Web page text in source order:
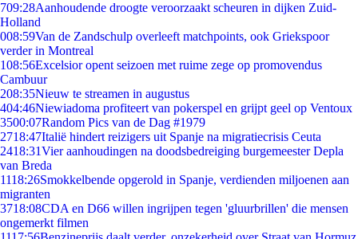
709:28Aanhoudende droogte veroorzaakt scheuren in dijken Zuid-
Holland
008:59Van de Zandschulp overleeft matchpoints, ook Griekspoor
verder in Montreal
108:56Excelsior opent seizoen met ruime zege op promovendus
Cambuur
208:35Nieuw te streamen in augustus
404:46Niewiadoma profiteert van pokerspel en grijpt geel op Ventoux
3500:07Random Pics van de Dag #1979
2718:47Italië hindert reizigers uit Spanje na migratiecrisis Ceuta
2418:31Vier aanhoudingen na doodsbedreiging burgemeester Depla
van Breda
1118:26Smokkelbende opgerold in Spanje, verdienden miljoenen aan
migranten
3718:08CDA en D66 willen ingrijpen tegen 'gluurbrillen' die mensen
ongemerkt filmen